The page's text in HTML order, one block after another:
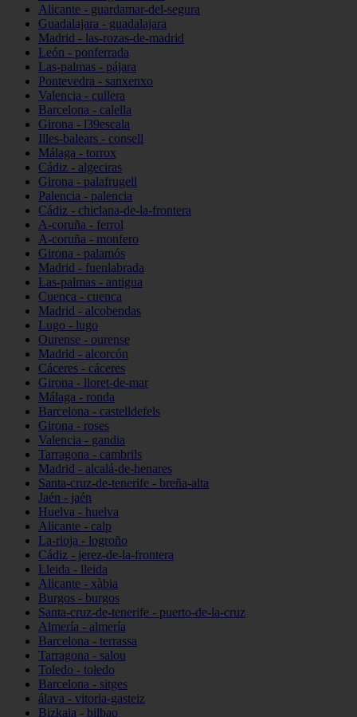
Alicante - guardamar-del-segura
Guadalajara - guadalajara
Madrid - las-rozas-de-madrid
León - ponferrada
Las-palmas - pájara
Pontevedra - sanxenxo
Valencia - cullera
Barcelona - calella
Girona - l39escala
Illes-balears - consell
Málaga - torrox
Cádiz - algeciras
Girona - palafrugell
Palencia - palencia
Cádiz - chiclana-de-la-frontera
A-coruña - ferrol
A-coruña - monfero
Girona - palamós
Madrid - fuenlabrada
Las-palmas - antigua
Cuenca - cuenca
Madrid - alcobendas
Lugo - lugo
Ourense - ourense
Madrid - alcorcón
Cáceres - cáceres
Girona - lloret-de-mar
Málaga - ronda
Barcelona - castelldefels
Girona - roses
Valencia - gandia
Tarragona - cambrils
Madrid - alcalá-de-henares
Santa-cruz-de-tenerife - breña-alta
Jaén - jaén
Huelva - huelva
Alicante - calp
La-rioja - logroño
Cádiz - jerez-de-la-frontera
Lleida - lleida
Alicante - xàbia
Burgos - burgos
Santa-cruz-de-tenerife - puerto-de-la-cruz
Almería - almería
Barcelona - terrassa
Tarragona - salou
Toledo - toledo
Barcelona - sitges
álava - vitoria-gasteiz
Bizkaia - bilbao